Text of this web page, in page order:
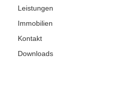
mLeistungen
Immobilien
Kontakt
Downloads